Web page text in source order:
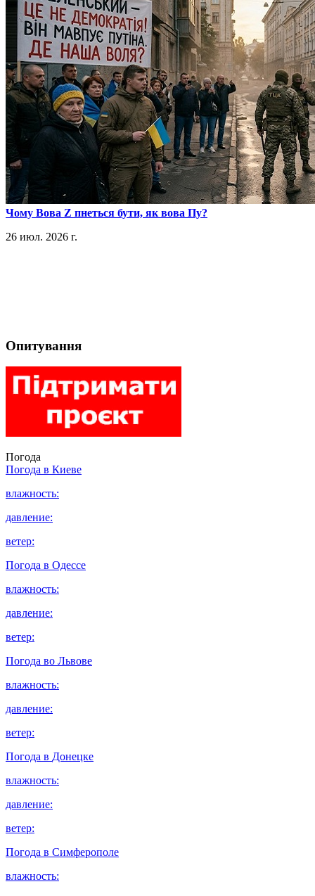
​Чому Вова Z пнеться бути, як вова Пу?
26 июл. 2026 г.
Опитування
Погода
Погода в Киеве
влажность:
давление:
ветер:
Погода в Одессе
влажность:
давление:
ветер:
Погода во Львове
влажность:
давление:
ветер:
Погода в Донецке
влажность:
давление:
ветер:
Погода в Симферополе
влажность: